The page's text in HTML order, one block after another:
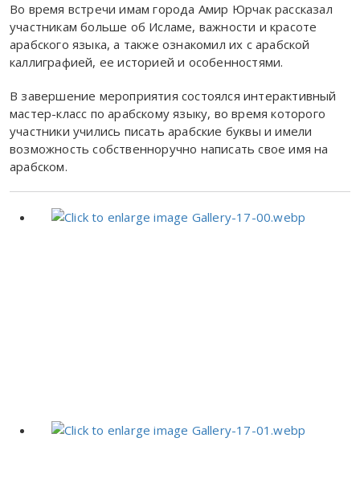
Во время встречи имам города Амир Юрчак рассказал
участникам больше об Исламе, важности и красоте
арабского языка, а также ознакомил их с арабской
каллиграфией, ее историей и особенностями.
В завершение мероприятия состоялся интерактивный
мастер-класс по арабскому языку, во время которого
участники учились писать арабские буквы и имели
возможность собственноручно написать свое имя на
арабском.